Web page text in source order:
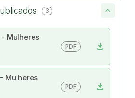
3
Mulheres
download
PDF
Mulheres
download
PDF